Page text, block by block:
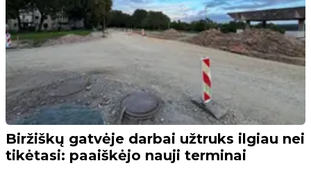
Biržiškų gatvėje darbai užtruks ilgiau nei
tikėtasi: paaiškėjo nauji terminai